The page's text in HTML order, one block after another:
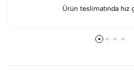
Ürün teslimatında hız